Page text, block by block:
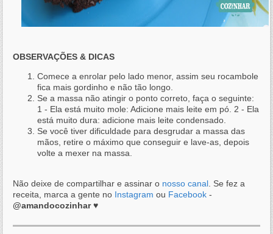
OBSERVAÇÕES & DICAS
Comece a enrolar pelo lado menor, assim seu rocambole
fica mais gordinho e não tão longo.
Se a massa não atingir o ponto correto, faça o seguinte:
1 - Ela está muito mole: Adicione mais leite em pó. 2 - Ela
está muito dura: adicione mais leite condensado.
Se você tiver dificuldade para desgrudar a massa das
mãos, retire o máximo que conseguir e lave-as, depois
volte a mexer na massa.
Não deixe de compartilhar e assinar o nosso canal . Se fez a
receita, marca a gente no Instagram ou Facebook -
@amandocozinhar♥